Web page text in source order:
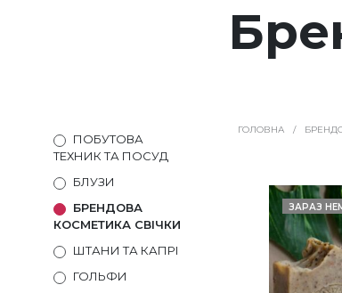
ПОБУТОВА
ТЕХНИК ТА ПОСУД
БЛУЗИ
БРЕНДОВА
КОСМЕТИКА СВІЧКИ
ШТАНИ ТА КАПРІ
ГОЛЬФИ
ГОЛОВНА /
ЗАРАЗ